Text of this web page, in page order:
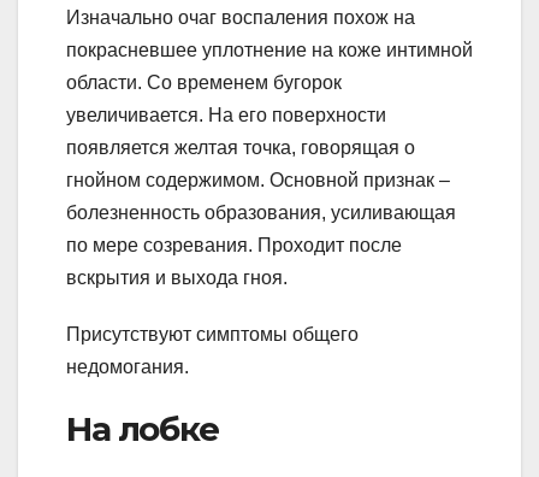
Изначально очаг воспаления похож на
покрасневшее уплотнение на коже интимной
области. Со временем бугорок
увеличивается. На его поверхности
появляется желтая точка, говорящая о
гнойном содержимом. Основной признак –
болезненность образования, усиливающая
по мере созревания. Проходит после
вскрытия и выхода гноя.
Присутствуют симптомы общего
недомогания.
На лобке